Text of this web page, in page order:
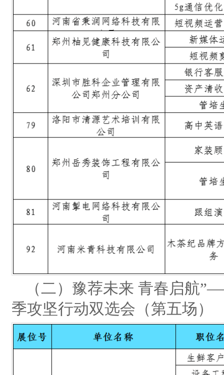
（二）豫荐未来 青春启航
季攻坚行动双选会（第五场）